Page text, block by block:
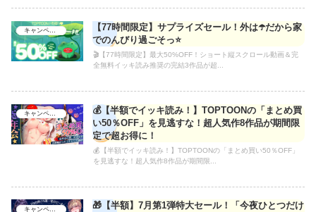
【77時間限定】サプライズセール！外は☂️だから家
でのんびり過ごそっ⭐
🎬【77時間限定】最大50%OFF！ショート縦スクロール動画＆完
全無料イッキ読み推奨の完結3作品が超...
💰【半額でイッキ読み！】TOPTOONの「まとめ買
い50％OFF」を見逃すな！超人気作8作品が期間限
定で超お得に！
💰【半額でイッキ読み！】TOPTOONの「まとめ買い50％OFF」
を見逃すな！超人気作8作品が期間限...
🎁【半額】7月第1弾特大セール！「今夜ひとつだけ